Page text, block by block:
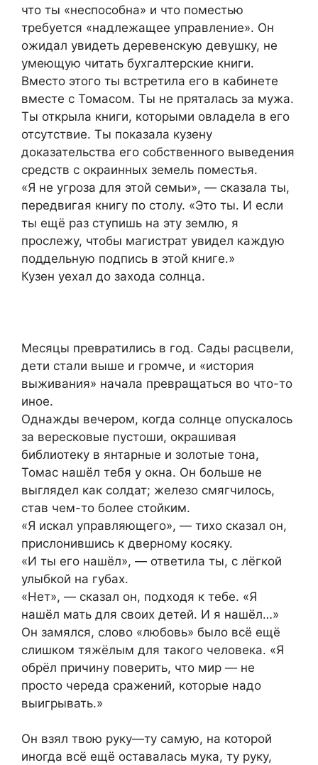
что ты «неспособна» и что поместью
требуется «надлежащее управление». Он
ожидал увидеть деревенскую девушку, не
умеющую читать бухгалтерские книги.
Вместо этого ты встретила его в кабинете
вместе с Томасом. Ты не пряталась за мужа.
Ты открыла книги, которыми овладела в его
отсутствие. Ты показала кузену
доказательства его собственного выведения
средств с окраинных земель поместья.
«Я не угроза для этой семьи», — сказала ты,
передвигая книгу по столу. «Это ты. И если
ты ещё раз ступишь на эту землю, я
прослежу, чтобы магистрат увидел каждую
поддельную подпись в этой книге.»
Кузен уехал до захода солнца.
Месяцы превратились в год. Сады расцвели,
дети стали выше и громче, и «история
выживания» начала превращаться во что-то
иное.
Однажды вечером, когда солнце опускалось
за вересковые пустоши, окрашивая
библиотеку в янтарные и золотые тона,
Томас нашёл тебя у окна. Он больше не
выглядел как солдат; железо смягчилось,
став чем-то более стойким.
«Я искал управляющего», — тихо сказал он,
прислонившись к дверному косяку.
«И ты его нашёл», — ответила ты, с лёгкой
улыбкой на губах.
«Нет», — сказал он, подходя к тебе. «Я
нашёл мать для своих детей. И я нашёл…»
Он замялся, слово «любовь» было всё ещё
слишком тяжёлым для такого человека. «Я
обрёл причину поверить, что мир — не
просто череда сражений, которые надо
выигрывать.»
Он взял твою руку—ту самую, на которой
иногда всё ещё оставалась мука, ту руку,